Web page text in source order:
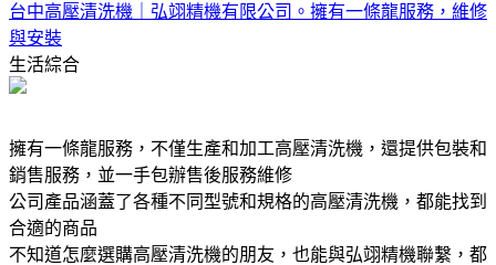
台中高壓清洗機｜弘翊精機有限公司。擁有一條龍服務，維修
與安裝
生活綜合
擁有一條龍服務，不僅生產和加工高壓清洗機，還提供包裝和
銷售服務，並一手包辦售後服務維修
公司產品涵蓋了各種不同型號和規格的高壓清洗機，都能找到
合適的商品
不知道怎麼選購高壓清洗機的朋友，也能與弘翊精機聯繫，都